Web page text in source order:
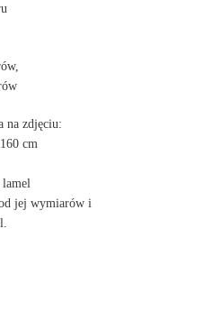
na zdjęciu:
cm
jej wymiarów i